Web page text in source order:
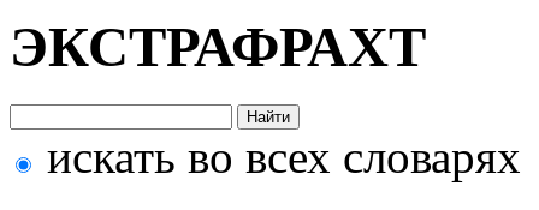
ЭКСТРАФРАХТ
искать во всех словарях